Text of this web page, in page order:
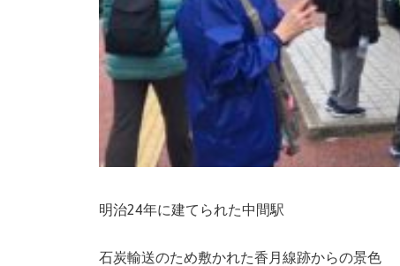
明治24年に建てられた中間駅
石炭輸送のため敷かれた香月線跡からの景色